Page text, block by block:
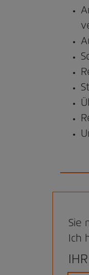
Sie
Ich